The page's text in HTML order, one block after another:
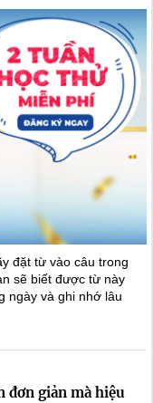
đặt từ vào câu trong
sẽ biết được từ này
ngày và ghi nhớ lâu
đơn giản mà hiệu